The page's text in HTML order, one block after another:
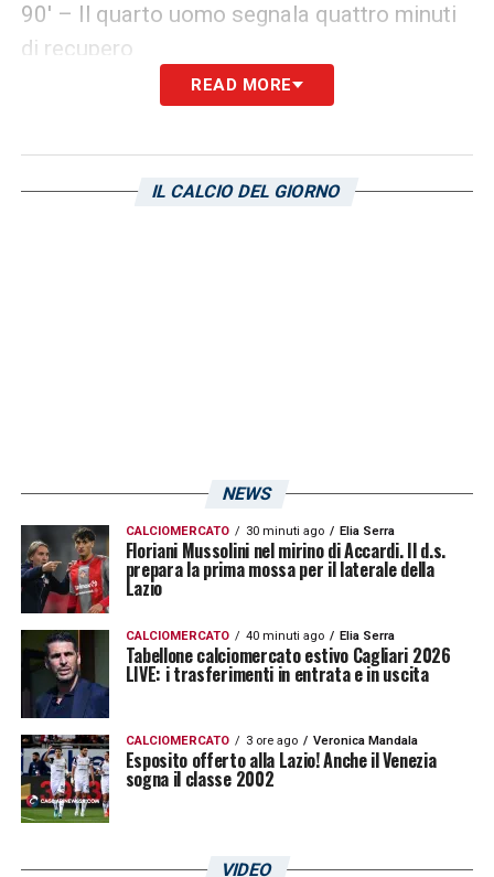
90′ – Il quarto uomo segnala quattro minuti
di recupero
Ultimi cambi per la squadra di
compagno. Tira forte e fa tunnel a Caprile
78′ –Arrivano altri cambi: out Zappacosta e
Kossounou, dentro Samardzic e Pasalic
75′ –Ammonizione per gli isolani: Gaetano
conquista il giallo per eccessiva esultanza
sotto lo spicchio dei tifosi della Dea
74′GOOOOL CAGLIARI– Che splendida
giocata! Il tentativo di Gaetano è perfetto,
con il quale indirizza la palla all’angolino. Il
tutto nasce da un’azione di Esposito di tacco
READ MORE
IL CALCIO DEL GIORNO
NEWS
CALCIOMERCATO 30 minuti ago Elia Serra
Floriani Mussolini nel mirino di Accardi. Il d.s.
prepara la prima mossa per il laterale della
Lazio
CALCIOMERCATO 40 minuti ago Elia Serra
Tabellone calciomercato estivo Cagliari 2026
LIVE: i trasferimenti in entrata e in uscita
CALCIOMERCATO 3 ore ago Veronica Mandala
Esposito offerto alla Lazio! Anche il Venezia
sogna il classe 2002
VIDEO